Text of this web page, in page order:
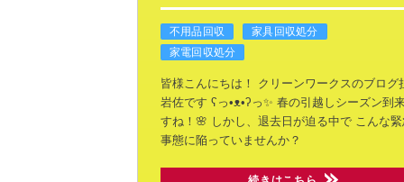
不用品回収
家具回収処分
家電回収処分
皆様こんにちは！
クリーンワークスのブログ
岩佐です ʕ⁠っ⁠•⁠ᴥ⁠•⁠ʔ⁠っ✨ 春の引越しシーズン到
すね！🌸 しかし、退去日が迫る中で こんな緊
事態に陥っていませんか？